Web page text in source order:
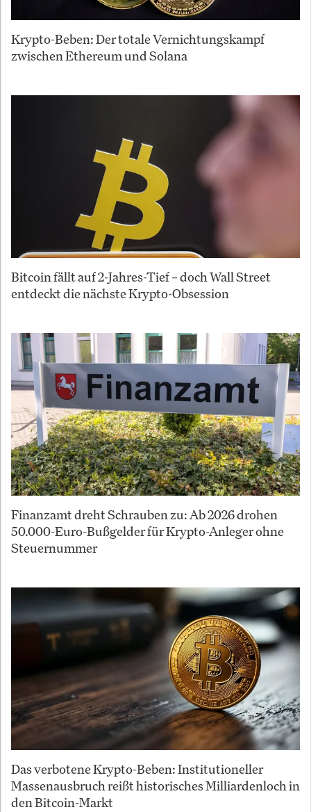
Krypto-Beben: Der totale Vernichtungskampf
zwischen Ethereum und Solana
Bitcoin fällt auf 2-Jahres-Tief – doch Wall Street
entdeckt die nächste Krypto-Obsession
Finanzamt dreht Schrauben zu: Ab 2026 drohen
50.000-Euro-Bußgelder für Krypto-Anleger ohne
Steuernummer
Das verbotene Krypto-Beben: Institutioneller
Massenausbruch reißt historisches Milliardenloch in
den Bitcoin-Markt